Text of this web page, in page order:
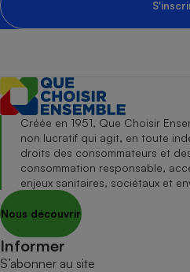
Créée en 1951, Que Choisir
non lucratif qui agit, en toute
droits des consommateurs et
consommation responsable,
enjeux sanitaires, sociétaux et
Nous découvrir
Informer
S’abonner au site